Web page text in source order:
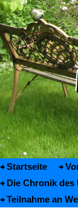
Startseite
Die Chronik des
Teilnahme an